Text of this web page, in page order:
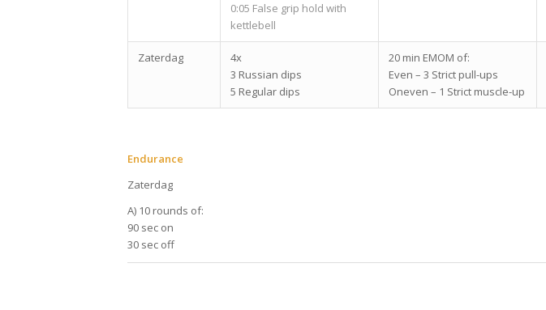
0:05 False grip hold with
kettlebell
Zaterdag
4x
3 Russian dips
5 Regular dips
20 min EMOM of:
Even – 3 Strict pull-ups
Oneven – 1 Strict muscle-up
Endurance
Zaterdag
A) 10 rounds of:
90 sec on
30 sec off